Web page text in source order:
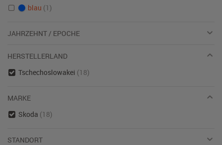
blau (1)
JAHRZEHNT / EPOCHE
HERSTELLERLAND
Tschechoslowakei (18)
MARKE
Skoda (18)
STANDORT